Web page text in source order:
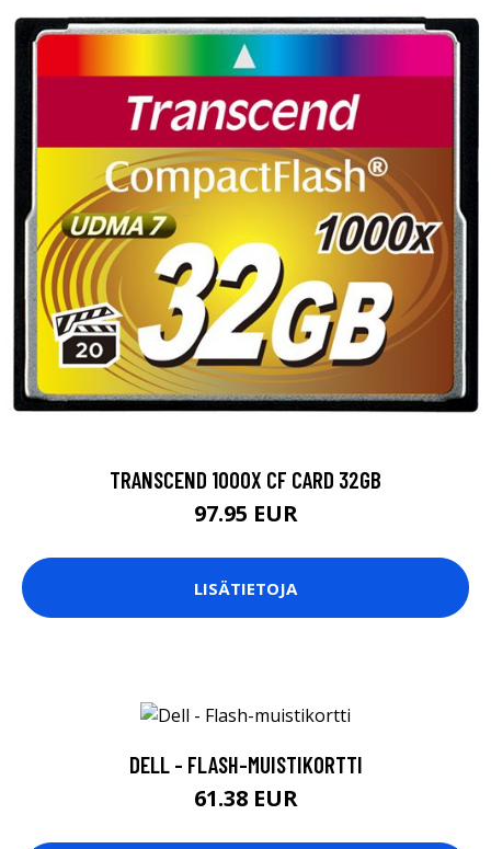
TRANSCEND 1000X CF CARD 32GB
97.95 EUR
LISÄTIETOJA
DELL - FLASH-MUISTIKORTTI
61.38 EUR